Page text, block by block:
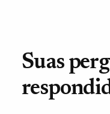
Suas